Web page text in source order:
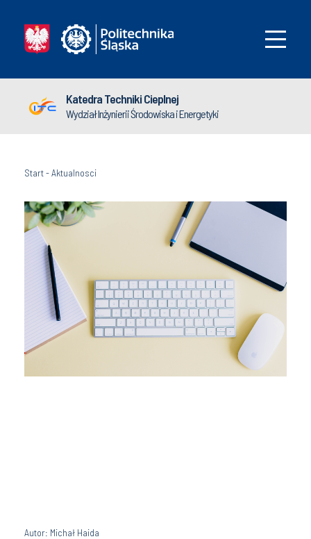
Katedra Techniki Cieplnej
Wydział Inżynierii Środowiska i Energetyki
Start-Aktualnosci
Autor: Michał Haida